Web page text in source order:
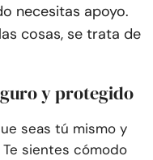
necesitas apoyo.
cosas, se trata de
y protegido
seas tú mismo y
sientes cómodo